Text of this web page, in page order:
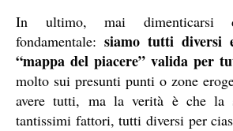
In ultimo, mai dimenticarsi
fondamentale: siamo tutti diversi
“mappa del piacere” valida per
molto sui presunti punti o zone
avere tutti, ma la verità è che la
tantissimi fattori, tutti diversi per